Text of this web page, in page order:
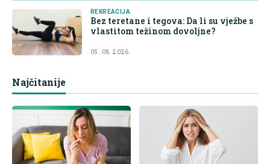
REKREACIJA
Bez teretane i tegova: Da li su vježbe s
vlastitom težinom dovoljne?
05. 08. 2026.
Najčitanije